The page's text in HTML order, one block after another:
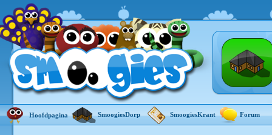
Hoofdpagina SmoogiesDorp SmoogiesKrant Forum